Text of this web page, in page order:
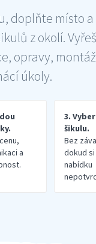
doplňte místo
z okolí.
opravy,
úkoly.
a
3.
šikulu.
Bez
dokud si
nabídku